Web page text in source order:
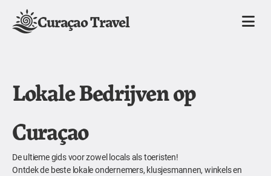
Curaçao Travel
Lokale Bedrijven op
Curaçao
De ultieme gids voor zowel locals als toeristen!
Ontdek de beste lokale ondernemers, klusjesmannen, winkels en